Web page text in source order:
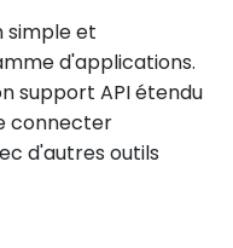
simple et
d'applications.
support API étendu
connecter
d'autres outils